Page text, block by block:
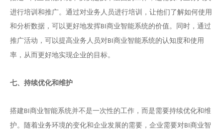
进行培训和推广。通过对业务人员进行培训，让他们了解如何使用
和分析数据，可以更好地发挥BI商业智能系统的价值。同时，通过
推广活动，可以提高业务人员对BI商业智能系统的认知度和使用
率，从而更好地实现企业的目标。
七、持续优化和维护
搭建BI商业智能系统并不是一次性的工作，而是需要持续优化和维
护。随着业务环境的变化和企业发展的需要，企业需要对BI商业智